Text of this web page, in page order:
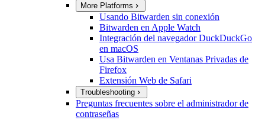
More Platforms
Usando Bitwarden sin conexión
Bitwarden en Apple Watch
Integración del navegador DuckDuckGo
en macOS
Usa Bitwarden en Ventanas Privadas de
Firefox
Extensión Web de Safari
Troubleshooting
Preguntas frecuentes sobre el administrador de
contraseñas